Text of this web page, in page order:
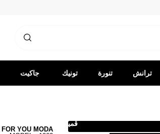
ترانش تنورة تونيك
قميص
جاكيت
FOR YOU MODA